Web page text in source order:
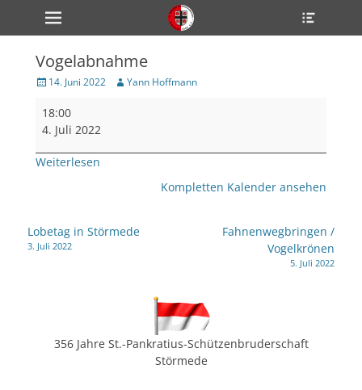
zum
Inhalt
Primärmenü
Vogelabnahme
Veröffentlicht
14. Juni 2022 Author
Yann Hoffmann
Vogelabnahme
18:00
4. Juli 2022
Weiterlesen
Kompletten Kalender ansehen
Beitragsnavigation
Lobetag in Störmede
3. Juli 2022
Fahnenwegbringen /
Vogelkrönen
5. Juli 2022
356 Jahre St.-Pankratius-Schützenbruderschaft
Störmede